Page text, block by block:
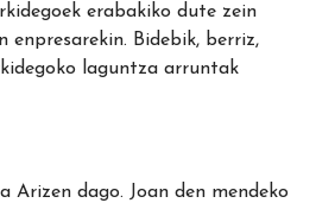
erabakiko dute zein
enpresarekin. Bidebik, berriz,
laguntza arruntak
Arizen dago. Joan den mendeko